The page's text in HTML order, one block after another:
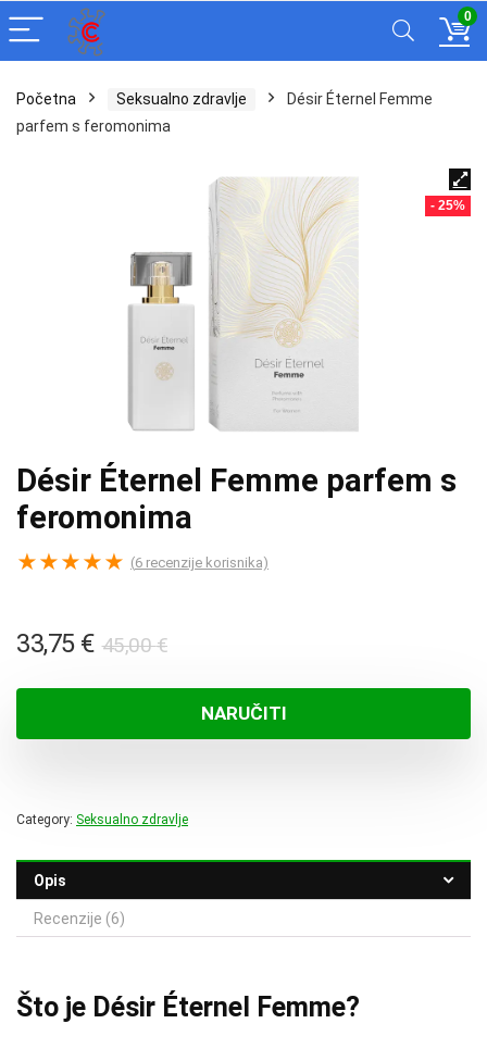
0
Početna Seksualno zdravlje
Désir Éternel Femme
parfem s feromonima
- 25%
Désir Éternel Femme parfem s
feromonima
★★★★★ (6 recenzije korisnika)
45,00€Izvorna
bila
je:
33,75 €
Trenutna
33,75 €.
NARUČITI
Category: Seksualno zdravlje
Opis
Recenzije (6)
Što je Désir Éternel Femme?